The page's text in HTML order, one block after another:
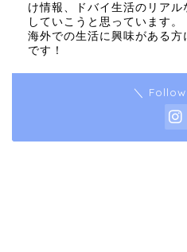
け情報、ドバイ生活のリア
していこうと思っています。
海外での生活に興味がある
です！
＼